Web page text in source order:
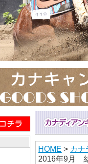
HOME > カ
2016年9月